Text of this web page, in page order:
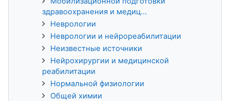
здравоохранения и медиц...
Неврологии
Неврологии и нейрореабилитации
Неизвестные источники
Нейрохирургии и медицинской
реабилитации
Нормальной физиологии
Общей химии